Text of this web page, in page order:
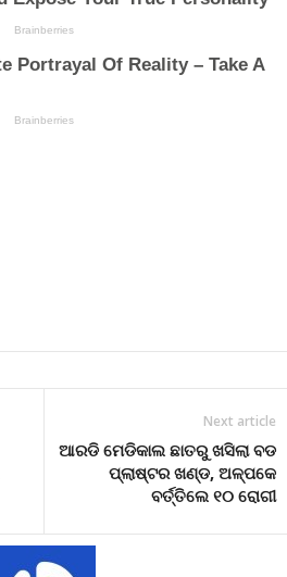
Next article
ଆରଡି ମେଡିକାଲ ଛାତରୁ ଖସିଲା ବଡ
ପ୍ଲାଷ୍ଟର ଖଣ୍ଡ, ଅଳ୍ପକେ
ବର୍ତ୍ତିଲେ ୧୦ ରୋଗୀ